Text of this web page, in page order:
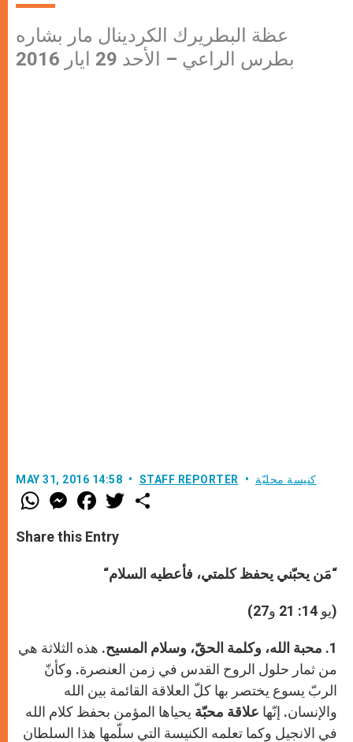
عظة البطريرك الكردينال مار بشاره
بطرس الراعي – الأحد 29 ايار 2016
MAY 31, 2016 14:58 STAFF REPORTER كنيسة محليّة
W
h
t
s
M
e
s
e
F
a
e
b
o
w
Share this Entry
“مَن يحبّني يحفظ كلمتي، فأعطيه السلام“
(يو 14: 21 و27)
1. محبة الله، وكلمة الحقّ، وسلام المسيح. هذه الثلاثة هي
من ثمار حلول الروح القدس في زمن العنصرة. وكأنّ
الربّ يسوع يختصر بها كلّ العلاقة القائمة بين الله
والإنسان. إنّها علاقة محبّة يحياها المؤمن بحفظ كلام الله
في الانجيل وكما تعلمه الكنيسة التي سلّمها هذا السلطان